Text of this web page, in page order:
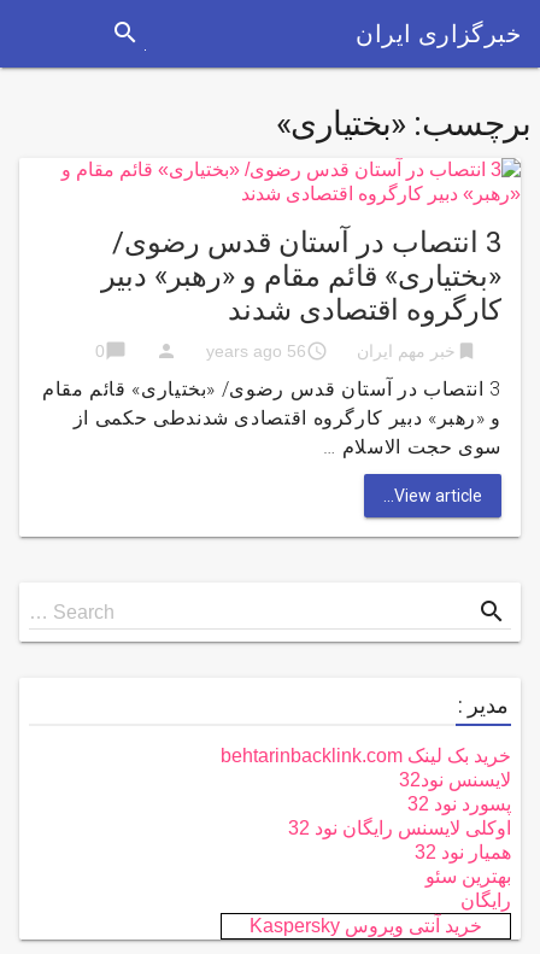
خبرگزاری ایران search
برچسب: «بختیاری»
3 انتصاب در آستان قدس رضوی/
«بختیاری» قائم مقام و «رهبر» دبیر
کارگروه اقتصادی شدند
bookmark خبر مهم ایران access_time
56 years ago
person
chat_bubble
0
3 انتصاب در آستان قدس رضوی/ «بختیاری» قائم مقام
و «رهبر» دبیر کارگروه اقتصادی شدندطی حکمی از
سوی حجت الاسلام …
View article...
Search
for
Search … search
مدیر :
خرید بک لینک behtarinbacklink.com
لایسنس نود32
پسورد نود 32
اوکلی لایسنس رایگان نود 32
همیار نود 32
بهترین سئو
رایگان
خرید آنتی ویروس Kaspersky